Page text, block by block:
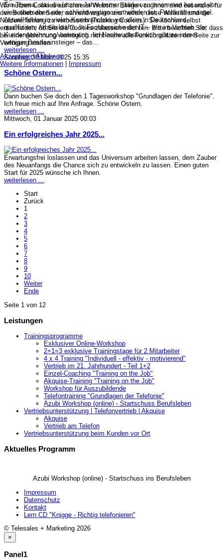
Ein Thema, das die letzten Jahre immer stärker zugenommen hat und von
viele übersehen oder schlichtweg ignoriert worden ist: Fachkräftemangel.
Aktuell fehlen in vielen Kernbranchen, vor allem in Deutschland,
qualifizierte Arbeitskräfte. In Fachbereiche der IT – wie im Vertrieb, der
Kundengewinnung/-betreuung. Im Nachwuchsbereich gibt es immer
weniger Berufseinsteiger – das…
weiterlesen ...
Sonntag, 30 März 2025 15:35
Schöne Ostern...
Dann buchen Sie doch den 1 Tagesworkshop "Grundlagen der Telefonie".
Ich freue mich auf Ihre Anfrage. Schöne Ostern.
weiterlesen ...
Mittwoch, 01 Januar 2025 00:03
Ein erfolgreiches Jahr 2025...
Erwartungsfrei loslassen und das Universum arbeiten lassen, dem Zauber
des Neuanfangs die Chance sich zu entwickeln zu lassen. Einen guten
Start für 2025 wünsche ich Ihnen.
weiterlesen ...
Start
Zurück
1
2
3
4
5
6
7
8
9
10
Weiter
Ende
Seite 1 von 12
Leistungen
Trainingsprogramme
Exklusiver Online-Workshop
2+1=3 exklusive Trainingstage für 2 Mitarbeiter
4 x 4 Training "Individuell - effektiv - motivierend"
Vertrieb im 21. Jahrhundert - Teil 1+2
Einzel-Coaching "Training on the Job"
Akquise-Training "Training on the Job"
Workshop für Auszubildende
Telefontraining "Grundlagen der Telefonie"
Azubi Workshop (online) - Startschuss Berufsleben
Vertriebsunterstützung | Telefonvertrieb | Akquise
Akquise
Vertrieb am Telefon
Vertriebsunterstützung beim Kunden vor Ort
Aktuelles Programm
Azubi Workshop (online) - Startschuss ins Berufsleben
Impressum
Datenschutz
Kontakt
Lern CD "Knigge - Richtig telefonieren"
© Telesales + Marketing 2026
×
Panel1
Wir nutzen Cookies auf unserer Website. Einige von ihnen sind essenziell für
den Betrieb der Seite, während andere uns helfen, diese Website und die
Nutzererfahrung zu verbessern (Tracking Cookies). Sie können selbst
entscheiden, ob Sie die Cookies zulassen möchten. Bitte beachten Sie, dass
bei einer Ablehnung womöglich nicht mehr alle Funktionalitäten der Seite zur
Verfügung stehen.
Akzeptieren Ablehnen
Weitere Informationen
Impressum